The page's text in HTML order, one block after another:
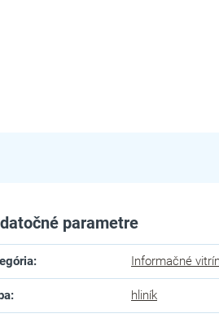
parametre
: Informačné
: hliník